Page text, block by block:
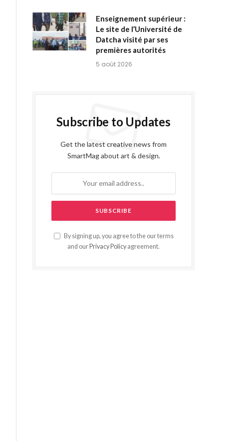
Enseignement supérieur :
Le site de l’Université de
Datcha visité par ses
premières autorités
5 août 2026
Subscribe to Updates
Get the latest creative news from
SmartMag about art & design.
By signing up, you agree to the our terms
and our Privacy Policy agreement.